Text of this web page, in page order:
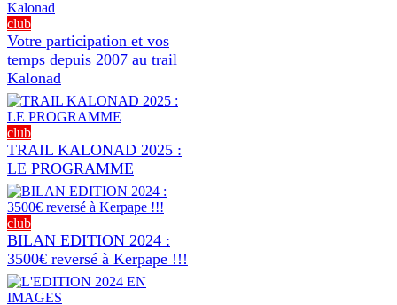
club
Votre participation et vos
temps depuis 2007 au trail
Kalonad
club
TRAIL KALONAD 2025 :
LE PROGRAMME
club
BILAN EDITION 2024 :
3500€ reversé à Kerpape !!!